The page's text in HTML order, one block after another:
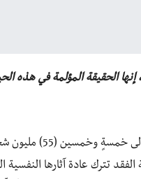
الحقيقة المؤلمة في هذه
يموت سنويًا
تترك عادة آثارها